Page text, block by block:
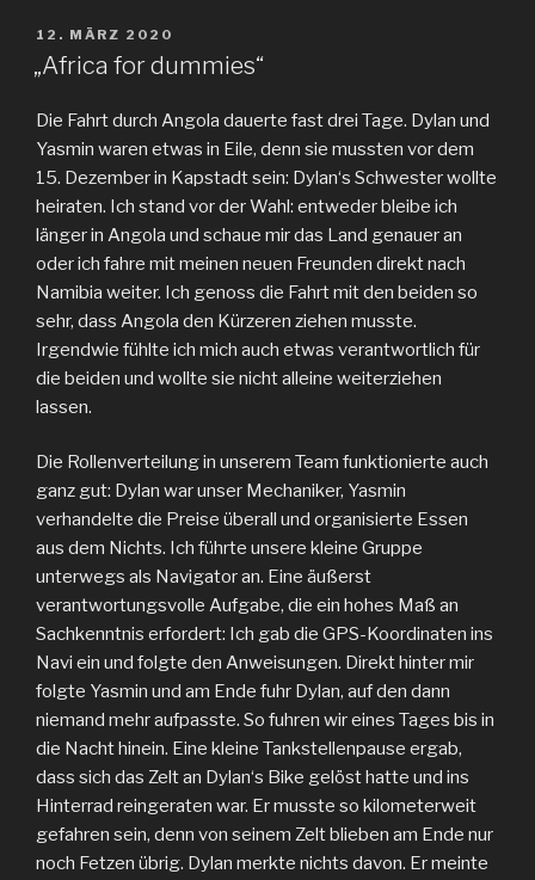
VERÖFFENTLICHT
AM
12. MÄRZ 2020
„Africa for dummies“
Die Fahrt durch Angola dauerte fast drei Tage. Dylan und
Yasmin waren etwas in Eile, denn sie mussten vor dem
15. Dezember in Kapstadt sein: Dylan‘s Schwester wollte
heiraten. Ich stand vor der Wahl: entweder bleibe ich
länger in Angola und schaue mir das Land genauer an
oder ich fahre mit meinen neuen Freunden direkt nach
Namibia weiter. Ich genoss die Fahrt mit den beiden so
sehr, dass Angola den Kürzeren ziehen musste.
Irgendwie fühlte ich mich auch etwas verantwortlich für
die beiden und wollte sie nicht alleine weiterziehen
lassen.
Die Rollenverteilung in unserem Team funktionierte auch
ganz gut: Dylan war unser Mechaniker, Yasmin
verhandelte die Preise überall und organisierte Essen
aus dem Nichts. Ich führte unsere kleine Gruppe
unterwegs als Navigator an. Eine äußerst
verantwortungsvolle Aufgabe, die ein hohes Maß an
Sachkenntnis erfordert: Ich gab die GPS-Koordinaten ins
Navi ein und folgte den Anweisungen. Direkt hinter mir
folgte Yasmin und am Ende fuhr Dylan, auf den dann
niemand mehr aufpasste. So fuhren wir eines Tages bis in
die Nacht hinein. Eine kleine Tankstellenpause ergab,
dass sich das Zelt an Dylan‘s Bike gelöst hatte und ins
Hinterrad reingeraten war. Er musste so kilometerweit
gefahren sein, denn von seinem Zelt blieben am Ende nur
noch Fetzen übrig. Dylan merkte nichts davon. Er meinte